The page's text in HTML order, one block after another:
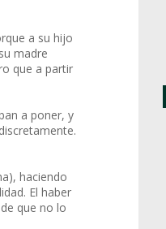
a su hijo
madre
que a partir
a poner, y
haciendo
El haber
que no lo